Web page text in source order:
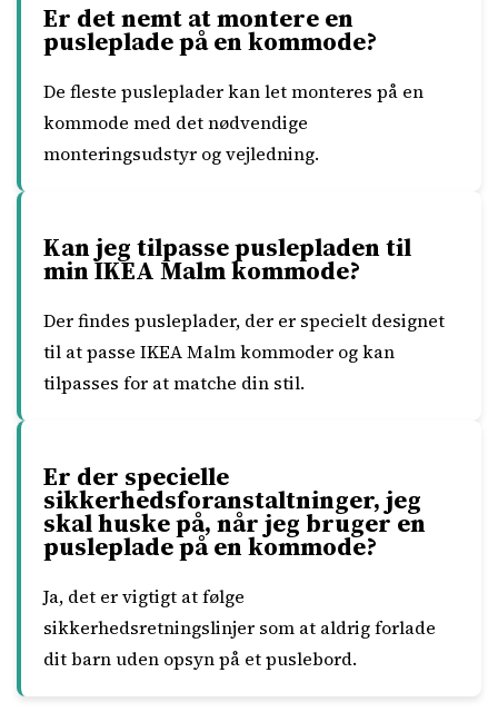
Er det nemt at montere en
pusleplade på en kommode?
De fleste pusleplader kan let monteres på en
kommode med det nødvendige
monteringsudstyr og vejledning.
Kan jeg tilpasse puslepladen til
min IKEA Malm kommode?
Der findes pusleplader, der er specielt designet
til at passe IKEA Malm kommoder og kan
tilpasses for at matche din stil.
Er der specielle
sikkerhedsforanstaltninger, jeg
skal huske på, når jeg bruger en
pusleplade på en kommode?
Ja, det er vigtigt at følge
sikkerhedsretningslinjer som at aldrig forlade
dit barn uden opsyn på et puslebord.